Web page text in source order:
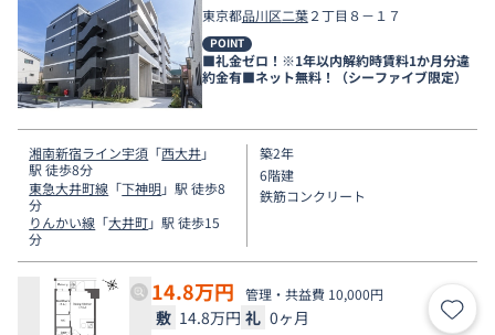
東京都品川区二葉２丁目８－１７
POINT
■礼金ゼロ！※1年以内解約時賃料1か月分違
約金有■ネット無料！（シーファイブ限定）
湘南新宿ライン宇須 「西大井」
駅 徒歩8分
東急大井町線 「下神明」駅 徒歩8
分
りんかい線 「大井町」駅 徒歩15
分
築2年
6階建
鉄筋コンクリート
14.8万円 管理・共益費 10,000円
敷 14.8万円 礼 0ヶ月 お気